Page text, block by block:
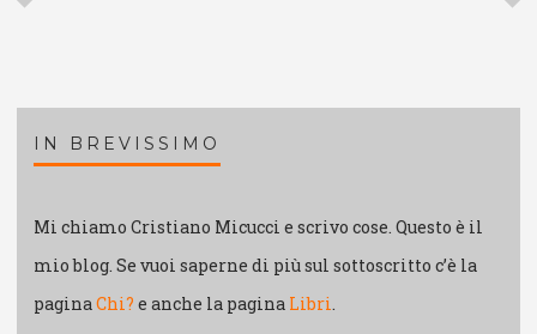
IN BREVISSIMO
Mi chiamo Cristiano Micucci e scrivo cose. Questo è il
mio blog. Se vuoi saperne di più sul sottoscritto c’è la
paginaChi? e anche la pagina Libri.